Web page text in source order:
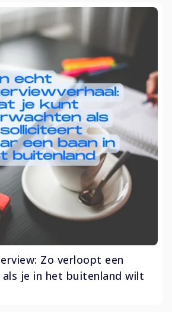
Zo verloopt een
je in het buitenland wilt